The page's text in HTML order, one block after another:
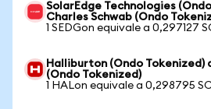
SolarEdge Technologies
Charles Schwab (Ondo
1 SEDGon equivale a 0,297127
Halliburton (Ondo Tokenized)
(Ondo Tokenized)
1 HALon equivale a 0,298795